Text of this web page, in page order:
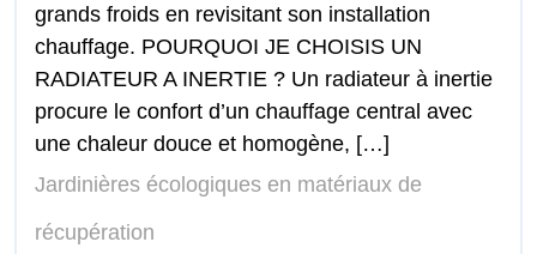
grands froids en revisitant son installation
chauffage. POURQUOI JE CHOISIS UN
RADIATEUR A INERTIE ? Un radiateur à inertie
procure le confort d’un chauffage central avec
une chaleur douce et homogène, […]
Jardinières écologiques en matériaux de
récupération